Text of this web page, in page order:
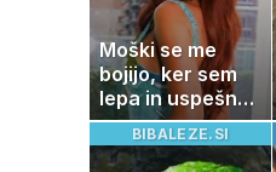
Moški se me
bojijo, ker sem
lepa in uspešna:
Misica razkrila,
zakaj je še
BIBALEZE.SI